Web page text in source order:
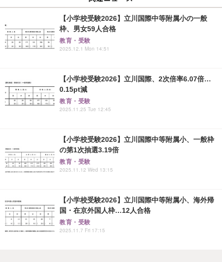
【小学校受験2026】立川国際中等附属小の一般
枠、男女59人合格
教育・受験
2025.12.1 Mon 14:51
【小学校受験2026】立川国際、2次倍率6.07倍…
0.15pt減
教育・受験
2025.11.25 Tue 12:45
【小学校受験2026】立川国際中等附属小、一般枠
の第1次抽選3.19倍
教育・受験
2025.11.12 Wed 13:15
【小学校受験2026】立川国際中等附属小、海外帰
国・在京外国人枠…12人合格
教育・受験
2025.11.7 Fri 17:15